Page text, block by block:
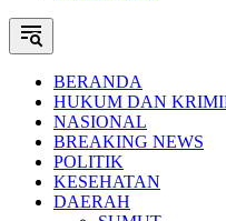
BERANDA
HUKUM DAN
NASIONAL
BREAKING NEWS
POLITIK
KESEHATAN
DAERAH